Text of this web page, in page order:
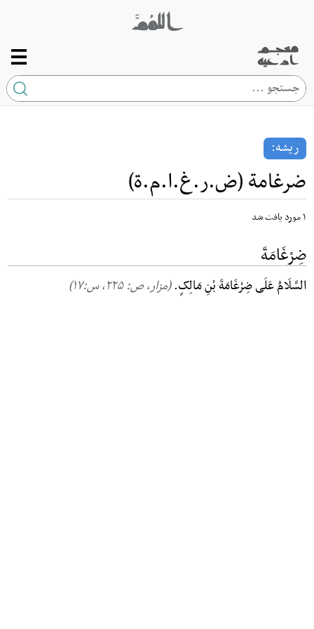
ارتباط با ما
ریشه:
ضرغامة (ض.ر.غ.ا.م.ة)
۱ مورد یافت شد
ضِرْغَامَةَ
السَّلَامُ عَلَی ضِرْغَامَةَ بْنِ مَالِکٍ.(مزار، ص: ۲۲۵, س:۱۷)